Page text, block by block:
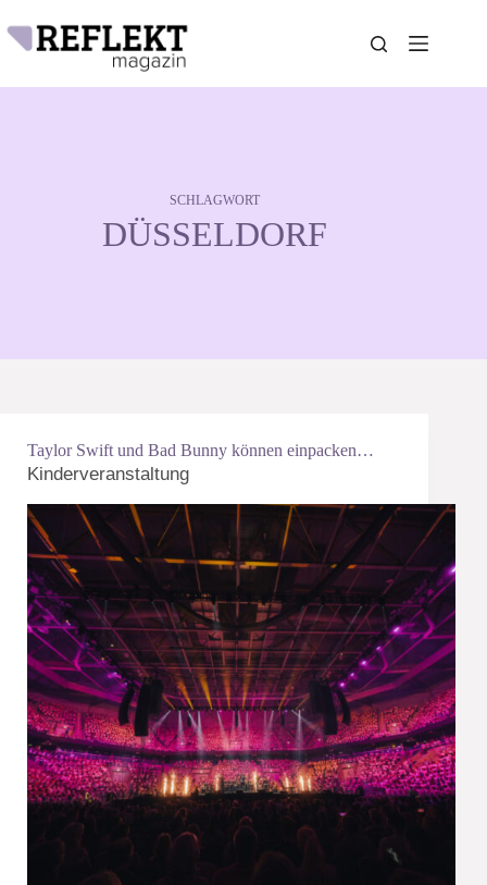
Inhalt
springen
SCHLAGWORT
DÜSSELDORF
Taylor Swift und Bad Bunny können einpacken…
Kinderveranstaltung